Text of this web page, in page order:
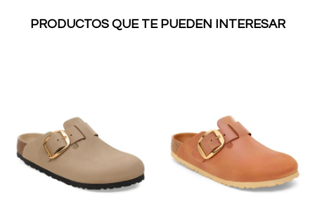
PRODUCTOS QUE TE PUEDEN INTERESAR